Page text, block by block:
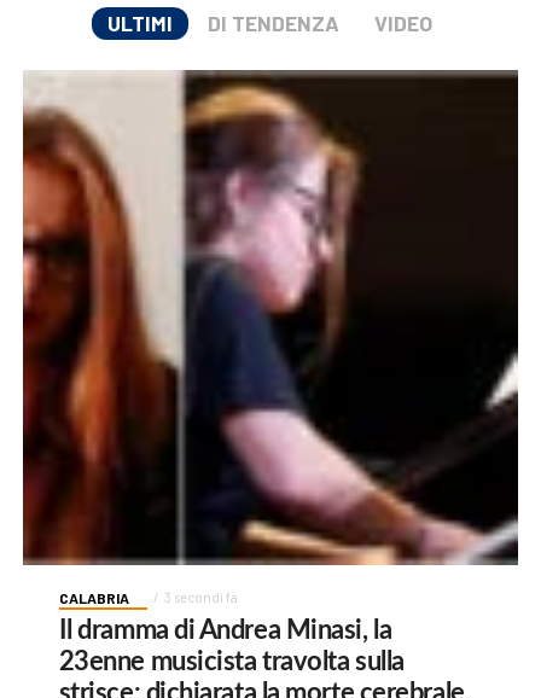
ULTIMI DI TENDENZA VIDEO
CALABRIA 3 secondi fa
Il dramma di Andrea Minasi, la
23enne musicista travolta sulla